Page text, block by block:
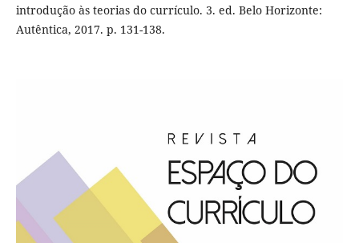
introdução às teorias do currículo. 3. ed. Belo Horizonte:
Autêntica, 2017. p. 131-138.